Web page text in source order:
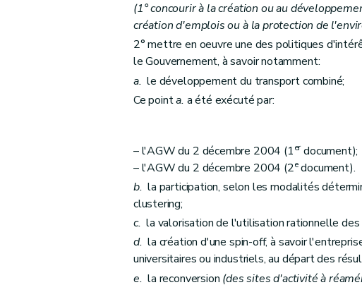
(1° concourir à la création ou au
création d'emplois ou à la protection de
2° mettre en oeuvre une des politiques
le Gouvernement, à savoir notamment:
a. le développement du transport combiné;
Ce pointa. a été exécuté par:
– l'AGW du 2 décembre 2004 (1erdocument);
– l'AGW du 2 décembre 2004 (2edocument).
b. la participation, selon les modalités
clustering;
c. la valorisation de l'utilisation rationnelle
d. la création d'une spin-off, à savoir
universitaires ou industriels, au départ des
e. la reconversion (des sites d'activité à